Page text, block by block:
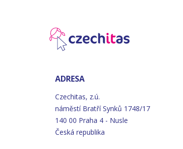
ADRESA
Czechitas, z.ú.
náměstí Bratří Synků 1748/17
140 00 Praha 4 - Nusle
Česká republika